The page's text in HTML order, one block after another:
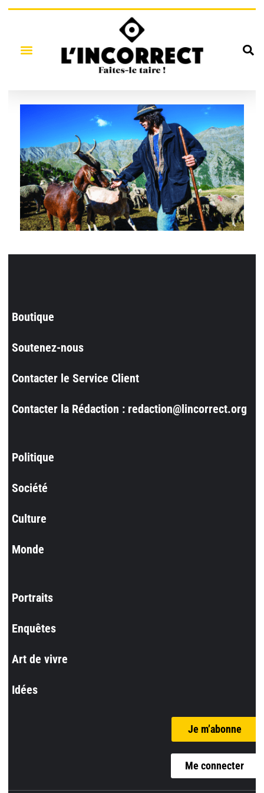
Boutique
Soutenez-nous
Contacter le Service Client
Contacter la Rédaction : redaction@lincorrect.org
Politique
Société
Culture
Monde
Portraits
Enquêtes
Art de vivre
Idées
Je m’abonne
Me connecter